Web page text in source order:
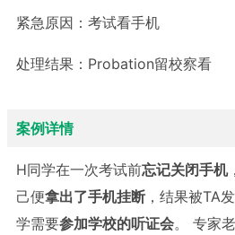
紧急原因： 考试看手机
处理结果： Probation留校察看
案例详情
H同学在一次考试前忘记关闭手机
己便拿出了手机挂断 ，结果被TA
学需要参加学校的听证会。 专家